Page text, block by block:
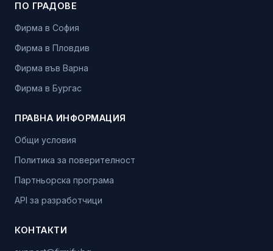
ПО ГРАДОВЕ
Фирма в София
Фирма в Пловдив
Фирма във Варна
Фирма в Бургас
ПРАВНА ИНФОРМАЦИЯ
Общи условия
Политика за поверителност
Партньорска програма
API за разработчици
КОНТАКТИ